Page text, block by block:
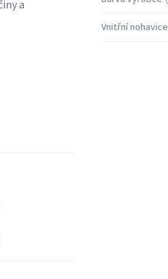
a
Vnitřní nohavice